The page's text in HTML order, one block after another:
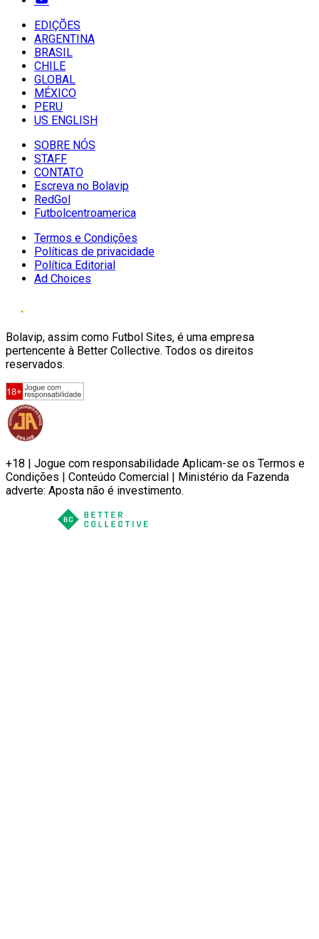
EDIÇÕES
ARGENTINA
BRASIL
CHILE
GLOBAL
MÉXICO
PERU
US ENGLISH
SOBRE NÓS
STAFF
CONTATO
Escreva no Bolavip
RedGol
Futbolcentroamerica
Termos e Condições
Políticas de privacidade
Política Editorial
Ad Choices
Bolavip, assim como Futbol Sites, é uma empresa
pertencente à Better Collective. Todos os direitos
reservados.
+18 | Jogue com responsabilidade Aplicam-se os Termos e
Condições | Conteúdo Comercial | Ministério da Fazenda
adverte: Aposta não é investimento.